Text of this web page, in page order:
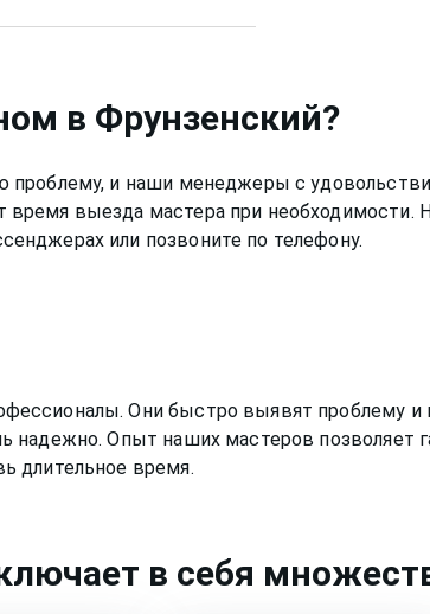
в Фрунзенский?
проблему, и наши менеджеры с
время выезда мастера при необходимости.
или позвоните по телефону.
Они быстро выявят проблему
Опыт наших мастеров позволяет
длительное время.
в себя